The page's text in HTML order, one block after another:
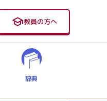
教員の方へ
辞典